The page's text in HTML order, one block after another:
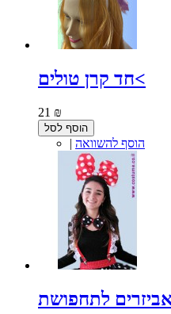
חד קרן טולים<
21 ₪
הוסף לסל
| הוסף להשוואה